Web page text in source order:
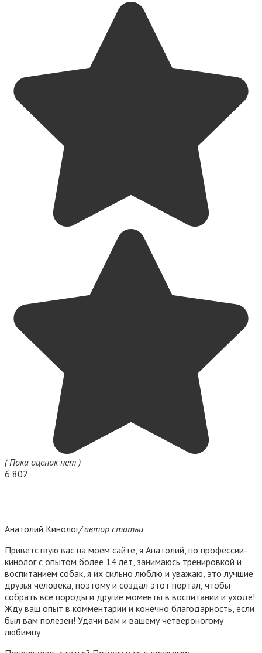
( Пока оценок нет )
6 802
Анатолий Кинолог/ автор статьи
Приветствую вас на моем сайте, я Анатолий, по профессии-
кинолог с опытом более 14 лет, занимаюсь тренировкой и
воспитанием собак, я их сильно люблю и уважаю, это лучшие
друзья человека, поэтому и создал этот портал, чтобы
собрать все породы и другие моменты в воспитании и уходе!
Жду ваш опыт в комментарии и конечно благодарность, если
был вам полезен! Удачи вам и вашему четвероногому
любимцу